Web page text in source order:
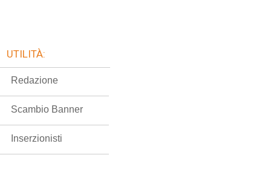
UTILITÀ:
Redazione
Scambio Banner
Inserzionisti